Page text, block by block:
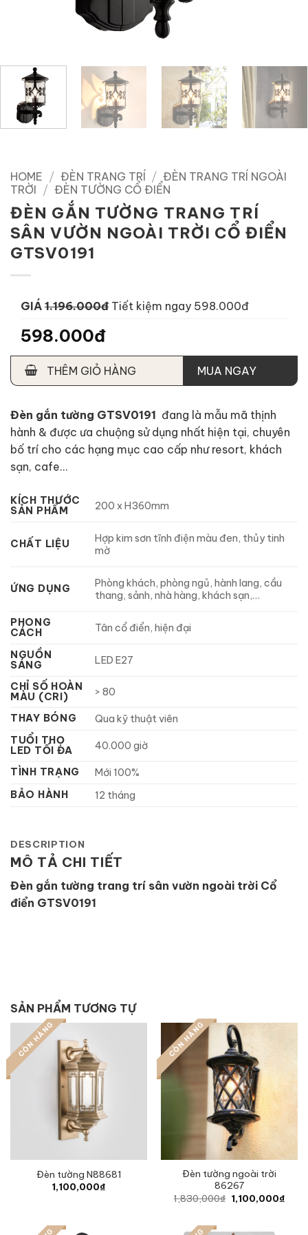
HOME / ĐÈN TRANG TRÍ / ĐÈN TRANG TRÍ NGOÀI
TRỜI / ĐÈN TƯỜNG CỔ ĐIỂN
ĐÈN GẮN TƯỜNG TRANG TRÍ
SÂN VƯỜN NGOÀI TRỜI CỔ ĐIỂN
GTSV0191
GIÁ 1.196.000đ Tiết kiệm ngay 598.000đ
598.000đ
THÊM GIỎ HÀNG MUA NGAY
Đèn gắn tường GTSV0191 đang là mẫu mã thịnh
hành & được ưa chuộng sử dụng nhất hiện tại, chuyên
bố trí cho các hạng mục cao cấp như resort, khách
sạn, cafe…
KÍCH THƯỚC
SẢN PHẨM
200 x H360mm
CHẤT LIỆU
Hợp kim sơn tĩnh điện màu đen, thủy tinh
mờ
ỨNG DỤNG
Phòng khách, phòng ngủ, hành lang, cầu
thang, sảnh, nhà hàng, khách sạn,…
PHONG
CÁCH
Tân cổ điển, hiện đại
NGUỒN
SÁNG
LED E27
CHỈ SỐ HOÀN
MÀU (CRI)
> 80
THAY BÓNG
Qua kỹ thuật viên
TUỔI THỌ
LED TỐI ĐA
40.000 giờ
TÌNH TRẠNG
Mới 100%
BẢO HÀNH
12 tháng
DESCRIPTION
MÔ TẢ CHI TIẾT
Đèn gắn tường trang trí sân vườn ngoài trời Cổ
điển GTSV0191
SẢN PHẨM TƯƠNG TỰ
CÒN HÀNG
Đèn tường N88681
1,100,000₫
CÒN HÀNG
Đèn tường ngoài trời
86267
1,830,000₫ Original
price
1,100,000₫